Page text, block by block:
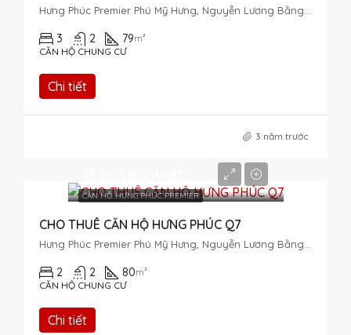
3 2 79m²
CĂN HỘ CHUNG CƯ
Chi tiết
3 năm trước
CĂN HỘ HƯNG PHÚC PREMIER
CHO THUÊ CĂN HỘ HƯNG PHÚC Q7
2 2 80m²
CĂN HỘ CHUNG CƯ
Chi tiết